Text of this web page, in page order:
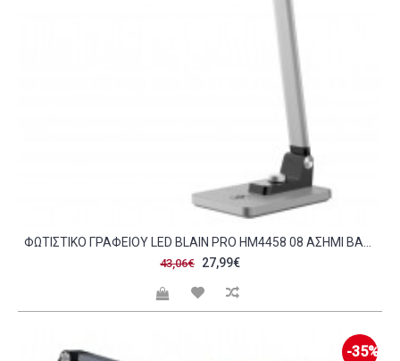
43,06€ 27,99€
-35%